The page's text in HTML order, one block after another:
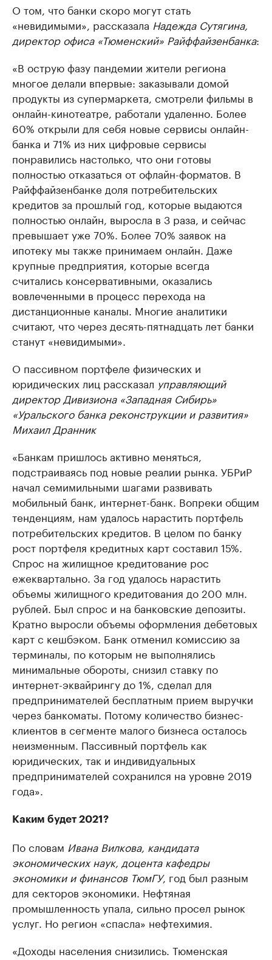
О том, что банки скоро могут стать
«невидимыми», рассказала Надежда Сутягина,
директор офиса «Тюменский» Райффайзенбанка:
«В острую фазу пандемии жители региона
многое делали впервые: заказывали домой
продукты из супермаркета, смотрели фильмы в
онлайн-кинотеатре, работали удаленно. Более
60% открыли для себя новые сервисы онлайн-
банка и 71% из них цифровые сервисы
понравились настолько, что они готовы
полностью отказаться от офлайн-форматов. В
Райффайзенбанке доля потребительских
кредитов за прошлый год, которые выдаются
полностью онлайн, выросла в 3 раза, и сейчас
превышает уже 70%. Более 70% заявок на
ипотеку мы также принимаем онлайн. Даже
крупные предприятия, которые всегда
считались консервативными, оказались
вовлеченными в процесс перехода на
дистанционные каналы. Многие аналитики
считают, что через десять-пятнадцать лет банки
станут «невидимыми».
О пассивном портфеле физических и
юридических лиц рассказал управляющий
директор Дивизиона «Западная Сибирь»
«Уральского банка реконструкции и развития»
Михаил Дранник
«Банкам пришлось активно меняться,
подстраиваясь под новые реалии рынка. УБРиР
начал семимильными шагами развивать
мобильный банк, интернет-банк. Вопреки общим
тенденциям, нам удалось нарастить портфель
потребительских кредитов. В целом по банку
рост портфеля кредитных карт составил 15%.
Спрос на жилищное кредитование рос
ежеквартально. За год удалось нарастить
объемы жилищного кредитования до 200 млн.
рублей. Был спрос и на банковские депозиты.
Кратно выросли объемы оформления дебетовых
карт с кешбэком. Банк отменил комиссию за
терминалы, по которым не выполнялись
минимальные обороты, снизил ставку по
интернет-эквайрингу до 1%, сделал для
предпринимателей бесплатным прием выручки
через банкоматы. Потому количество бизнес-
клиентов в сегменте малого бизнеса осталось
неизменным. Пассивный портфель как
юридических, так и индивидуальных
предпринимателей сохранился на уровне 2019
года».
Каким будет 2021?
По словам Ивана Вилкова, кандидата
экономических наук, доцента кафедры
экономики и финансов ТюмГУ, год был разным
для секторов экономики. Нефтяная
промышленность упала, сильно просел рынок
услуг. Но регион «спасла» нефтехимия.
«Доходы населения снизились. Тюменская